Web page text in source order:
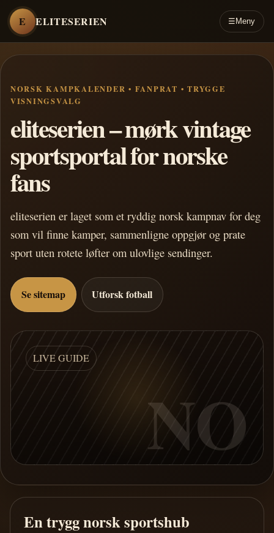
E ELITESERIEN ☰ Meny
NORSK KAMPKALENDER • FANPRAT • TRYGGE
VISNINGSVALG
eliteserien – mørk vintage
sportsportal for norske
fans
eliteserien er laget som et ryddig norsk kampnav for deg
som vil finne kamper, sammenligne oppgjør og prate
sport uten rotete løfter om ulovlige sendinger.
Se sitemap Utforsk fotball
LIVE GUIDE
NO
En trygg norsk sportshub